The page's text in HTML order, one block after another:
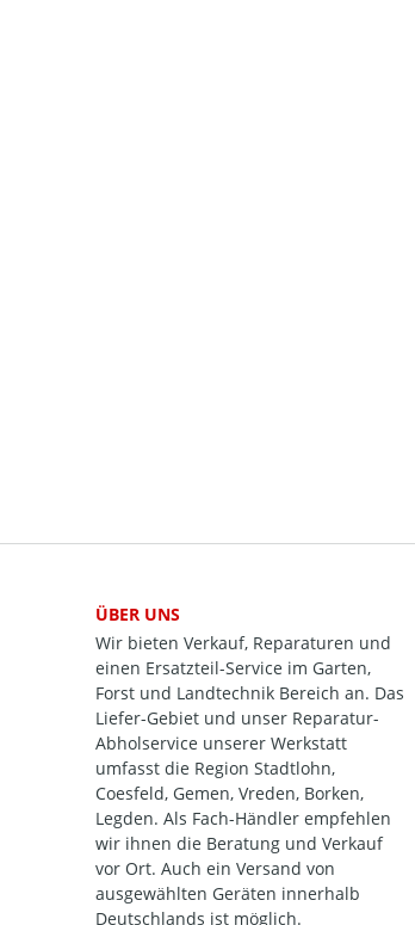
ÜBER UNS
Wir bieten Verkauf, Reparaturen und
einen Ersatzteil-Service im Garten,
Forst und Landtechnik Bereich an. Das
Liefer-Gebiet und unser Reparatur-
Abholservice unserer Werkstatt
umfasst die Region Stadtlohn,
Coesfeld, Gemen, Vreden, Borken,
Legden. Als Fach-Händler empfehlen
wir ihnen die Beratung und Verkauf
vor Ort. Auch ein Versand von
ausgewählten Geräten innerhalb
Deutschlands ist möglich.